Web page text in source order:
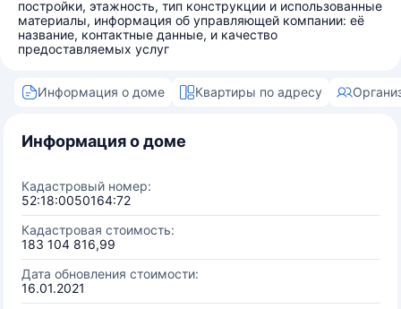
постройки, этажность, тип конструкции и использованные
материалы, информация об управляющей компании: её
название, контактные данные, и качество
предоставляемых услуг
Информация о доме Квартиры по адресу
Информация о доме
Кадастровый номер:
52:18:0050164:72
Кадастровая стоимость:
183 104 816,99
Дата обновления стоимости:
16.01.2021